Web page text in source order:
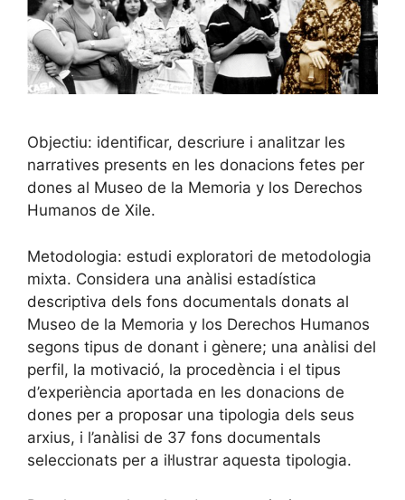
Objectiu: identificar, descriure i analitzar les
narratives presents en les donacions fetes per
dones al Museo de la Memoria y los Derechos
Humanos de Xile.
Metodologia: estudi exploratori de metodologia
mixta. Considera una anàlisi estadística
descriptiva dels fons documentals donats al
Museo de la Memoria y los Derechos Humanos
segons tipus de donant i gènere; una anàlisi del
perfil, la motivació, la procedència i el tipus
d’experiència aportada en les donacions de
dones per a proposar una tipologia dels seus
arxius, i l’anàlisi de 37 fons documentals
seleccionats per a il·lustrar aquesta tipologia.